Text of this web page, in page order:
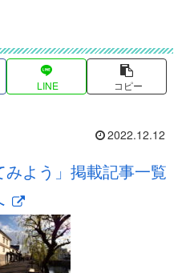
LINE コピー
2022.12.12
みよう」掲載記事一覧